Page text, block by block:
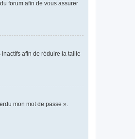
forum afin de vous assurer
afin de réduire la taille
mon mot de passe ».